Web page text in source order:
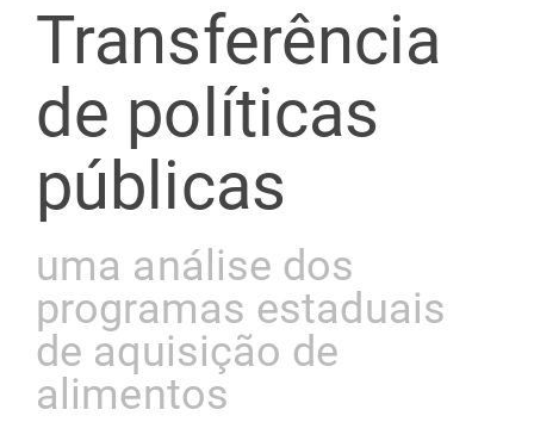
Transferência
de políticas
públicas
uma análise dos
programas estaduais
de aquisição de
alimentos